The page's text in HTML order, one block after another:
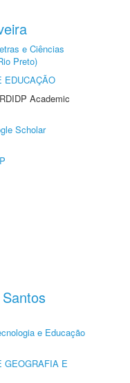
e Ciências
Preto)
EDUCAÇÃO
Academic
Scholar
e Educação
GEOGRAFIA E